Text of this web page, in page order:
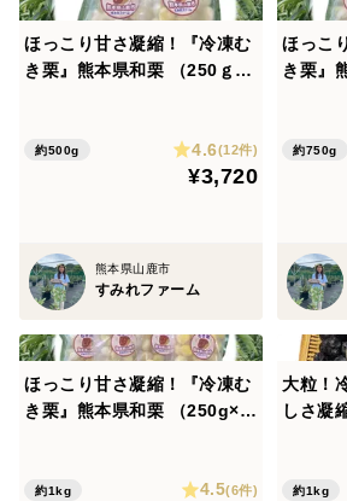
ほっこり甘さ凝縮！『冷凍む
き栗』熊本県和栗 （250ｇ×2
約500g 4.6(12件)
¥3,720
熊本県山鹿市
すみれファーム
ほっこ
き栗』
約750g
ほっこり甘さ凝縮！『冷凍む
き栗』熊本県和栗 （250g×4
約1kg 4.5(6件)
大粒！
しさ凝
約1kg